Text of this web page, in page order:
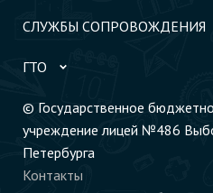
СЛУЖБЫ СОПРОВОЖДЕНИЯ
ГТО
© Государственное
учреждение лицей №486
Петербурга
Контакты